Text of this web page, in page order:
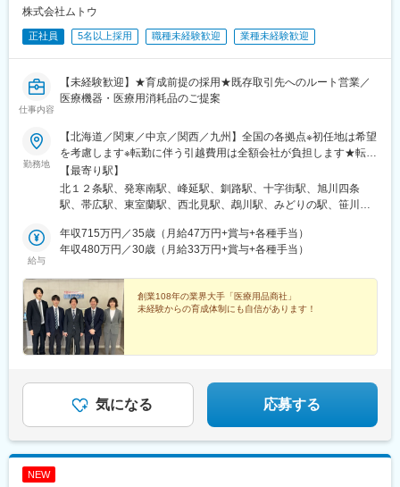
株式会社ムトウ
正社員 5名以上採用 職種未経験歓迎 業種未経験歓迎
仕事内容
【未経験歓迎】★育成前提の採用★既存取引先へのルート営業／
医療機器・医療用消耗品のご提案
勤務地
【北海道／関東／中京／関西／九州】全国の各拠点※初任地は希望
を考慮します※転勤に伴う引越費用は全額会社が負担します★転勤
時には、配属先でおすすめの居住エリアについてアドバイスを行
っています。また、異動先では先輩たちが地域の情報を教えてく
れるので安心です。＼全国各地のお客様と出会うチャンスも！／
条西4-1-15■東京事業本部 東京本社東京都台東区入谷1-19-2■名古
屋事業本部 名古屋営業部愛知県名古屋市名東区上菅2-1108■大阪
本部 福岡営業部福岡県福岡市博多区千代4-29-27＜下記勤務地一
部抜粋＞＼ 先輩たちの声 ／Aさん「旅行好きな自分にピッタ
リ！」Bさん「『転勤ならではの不安』はあまり感じなかった」…
という声も多数聞かれていますので、ご安心ください！※受動喫煙
対策あり（オフィス内全面禁煙）
【最寄り駅】
北１２条駅、発寒南駅、峰延駅、釧路駅、十字街駅、旭川四条
駅、帯広駅、東室蘭駅、西北見駅、鵡川駅、みどりの駅、笹川
駅、東府中駅、大森海岸駅、千葉寺駅、柏駅、片倉町駅、上社
駅、新深江駅、船尾駅(大阪府)、新大宮駅、空港通り駅、南小倉
駅、川内駅(鹿児島県)、大波止駅、札幌駅、宝来町駅、鶯谷駅、大
森駅(東京都)、布施駅、千代県庁口駅、慶徳校前駅、五島町駅、北
１３条東駅、魚市場通駅、吉塚駅、西辛島町駅、浜町アーケード
駅
給与
年収715万円／35歳（月給47万円+賞与+各種手当）
年収480万円／30歳（月給33万円+賞与+各種手当）
創業108年の業界大手「医療用品商社」
未経験からの育成体制にも自信があります！
気になる 応募する
NEW